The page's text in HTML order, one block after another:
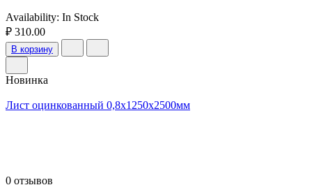
Availability: In Stock
₽ 310.00
В корзину
Новинка
Лист оцинкованный 0,8х1250х2500мм
0 отзывов